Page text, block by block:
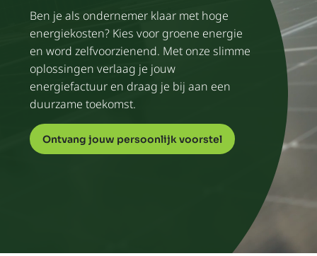
Ben je als ondernemer klaar met hoge
energiekosten? Kies voor groene energie
en word zelfvoorzienend. Met onze slimme
oplossingen verlaag je jouw
energiefactuur en draag je bij aan een
duurzame toekomst.
Ontvang jouw persoonlijk voorstel